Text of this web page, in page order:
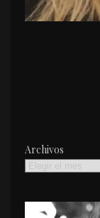
Archivos